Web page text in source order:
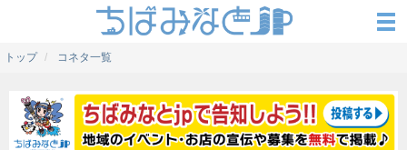
トップ コネタ一覧